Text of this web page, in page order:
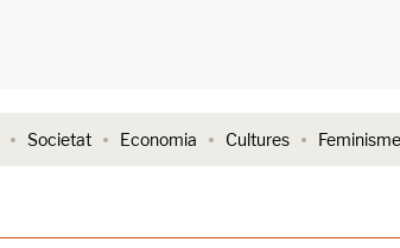
Societat Economia Cultures